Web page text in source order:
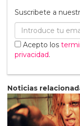
Suscribete a
Acepto los
privacidad.
Noticias